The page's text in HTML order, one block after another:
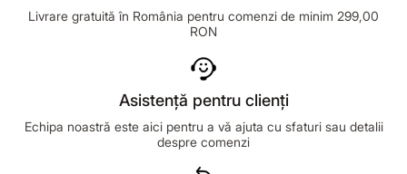
Livrare gratuită în România pentru comenzi de minim 299,00
RON
Asistență pentru clienți
Echipa noastră este aici pentru a vă ajuta cu sfaturi sau detalii
despre comenzi